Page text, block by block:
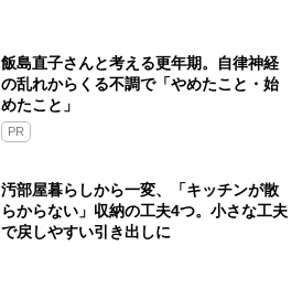
飯島直子さんと考える更年期。自律神経
の乱れからくる不調で「やめたこと・始
めたこと」
PR
汚部屋暮らしから一変、「キッチンが散
らからない」収納の工夫4つ。小さな工夫
で戻しやすい引き出しに